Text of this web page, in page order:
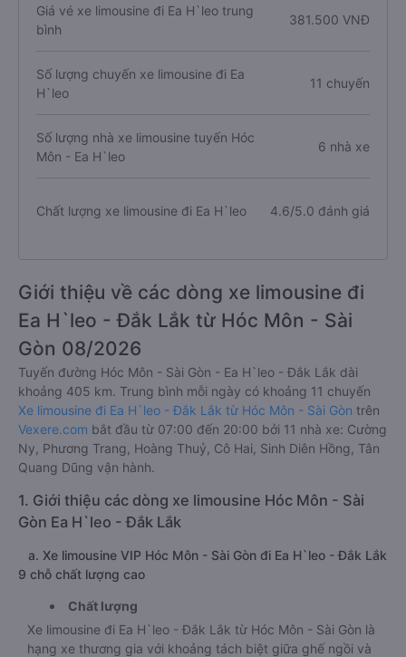
Giá vé xe limousine đi Ea H`leo trung
bình
381.500 VNĐ
Số lượng chuyến xe limousine đi Ea
H`leo
11 chuyến
Số lượng nhà xe limousine tuyến Hóc
Môn - Ea H`leo
6 nhà xe
Chất lượng xe limousine đi Ea H`leo 4.6/5.0 đánh giá
Giới thiệu về các dòng xe limousine đi
Ea H`leo - Đắk Lắk từ Hóc Môn - Sài
Gòn 08/2026
Tuyến đường Hóc Môn - Sài Gòn - Ea H`leo - Đắk Lắk dài
khoảng 405 km. Trung bình mỗi ngày có khoảng 11 chuyến
Xe limousine đi Ea H`leo - Đắk Lắk từ Hóc Môn - Sài Gòn trên
Vexere.com bắt đầu từ 07:00 đến 20:00 bởi 11 nhà xe: Cường
Ny, Phương Trang, Hoàng Thuỷ, Cô Hai, Sinh Diên Hồng, Tân
Quang Dũng vận hành.
1. Giới thiệu các dòng xe limousine Hóc Môn - Sài
Gòn Ea H`leo - Đắk Lắk
a. Xe limousine VIP Hóc Môn - Sài Gòn đi Ea H`leo - Đắk Lắk
9 chỗ chất lượng cao
Chất lượng
Xe limousine đi Ea H`leo - Đắk Lắk từ Hóc Môn - Sài Gòn là
hạng xe thương gia với khoảng tách biệt giữa ghế ngồi và